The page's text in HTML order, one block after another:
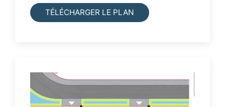
TÉLÉCHARGER LE PLAN